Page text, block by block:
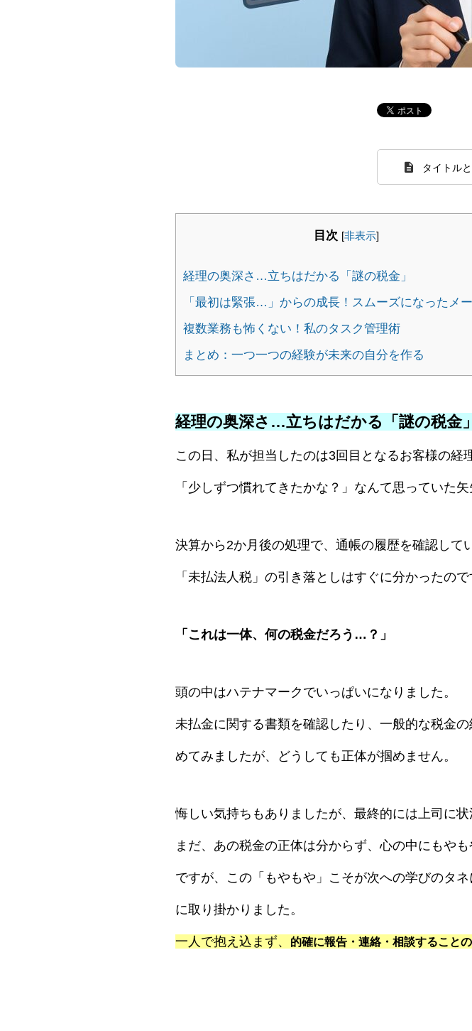
タイトル
目次 [非表示]
経理の奥深さ…立ちはだかる「謎の税金」
「最初は緊張…」からの成長！スムーズになったメ
複数業務も怖くない！私のタスク管理術
まとめ：一つ一つの経験が未来の自分を作る
経理の奥深さ…立ちはだかる「謎の税金」
この日、私が担当したのは3回目となるお客様の経
「少しずつ慣れてきたかな？」なんて思っていた
決算から2か月後の処理で、通帳の履歴を確認して
「未払法人税」の引き落としはすぐに分かったの
「これは一体、何の税金だろう…？」
頭の中はハテナマークでいっぱいになりました。
未払金に関する書類を確認したり、一般的な税金
めてみましたが、どうしても正体が掴めません。
悔しい気持ちもありましたが、最終的には上司に
まだ、あの税金の正体は分からず、心の中にもやも
ですが、この「もやもや」こそが次への学びのタ
に取り掛かりました。
一人で抱え込まず、 的確に報告・連絡・相談すること
経営理念